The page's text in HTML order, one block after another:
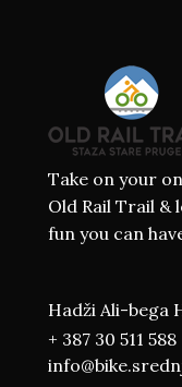
Take on your
Old Rail Trail &
fun you can
Hadži Ali-bega
+ 387 30 511 588